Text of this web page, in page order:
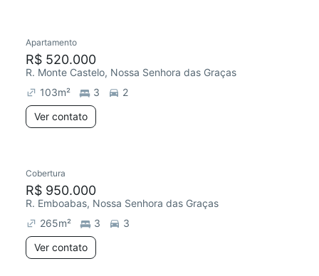
Apartamento
R$ 520.000
R. Monte Castelo, Nossa Senhora das Graças
103m² 3
2
Ver contato
Cobertura
R$ 950.000
R. Emboabas, Nossa Senhora das Graças
265m² 3
3
Ver contato